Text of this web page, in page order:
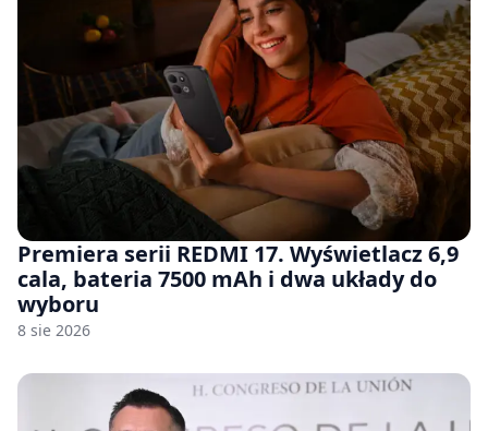
Premiera serii REDMI 17. Wyświetlacz 6,9
cala, bateria 7500 mAh i dwa układy do
wyboru
8 sie 2026